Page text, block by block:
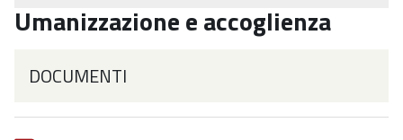
Umanizzazione e accoglienza
DOCUMENTI